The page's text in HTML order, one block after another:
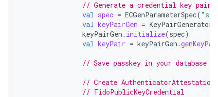
// Generate a credential key pair
val spec = ECGenParameterSpec(
val keyPairGen = KeyPairGenerator
keyPairGen . initialize(spec)
val keyPair = keyPairGen .
// Save passkey in your database
// Create
// FidoPublicKeyCredential